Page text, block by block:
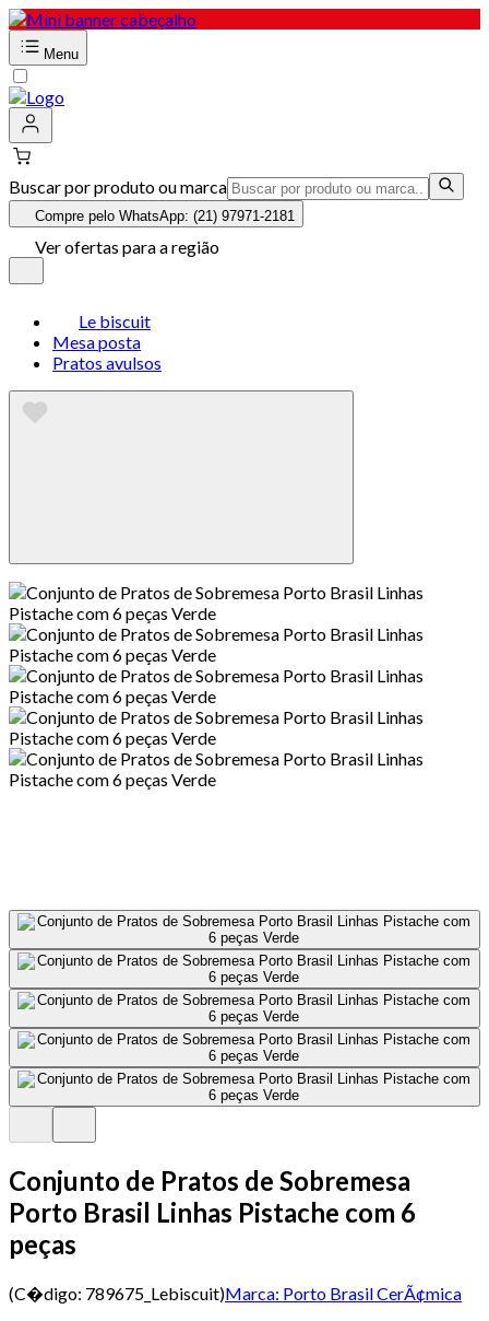
Menu
Buscar por produto ou marca
Compre pelo WhatsApp: (21) 97971-2181
Ver ofertas para a região
Le biscuit
Mesa posta
Pratos avulsos
Conjunto de Pratos de Sobremesa
Porto Brasil Linhas Pistache com 6
peças
(C�digo: 789675_Lebiscuit)Marca: Porto Brasil CerÃ¢mica